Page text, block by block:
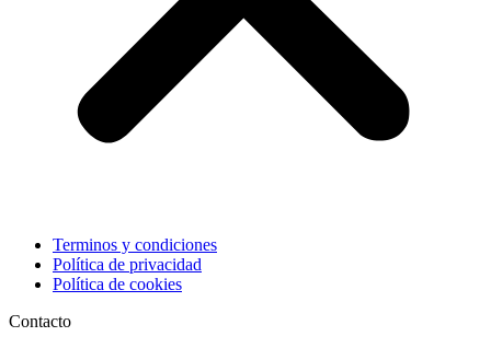
Terminos y condiciones
Política de privacidad
Política de cookies
Contacto